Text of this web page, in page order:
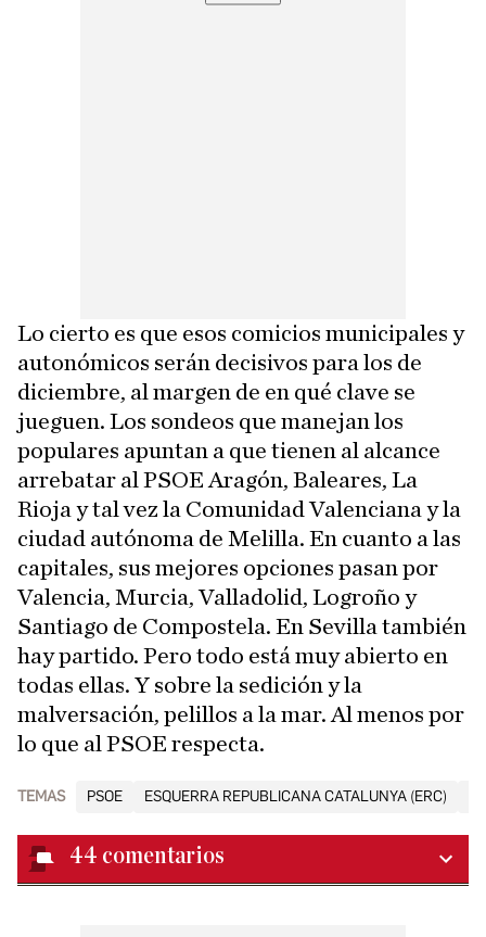
Lo cierto es que esos comicios municipales y
autonómicos serán decisivos para los de
diciembre, al margen de en qué clave se
jueguen. Los sondeos que manejan los
populares apuntan a que tienen al alcance
arrebatar al PSOE Aragón, Baleares, La
Rioja y tal vez la Comunidad Valenciana y la
ciudad autónoma de Melilla. En cuanto a las
capitales, sus mejores opciones pasan por
Valencia, Murcia, Valladolid, Logroño y
Santiago de Compostela. En Sevilla también
hay partido. Pero todo está muy abierto en
todas ellas. Y sobre la sedición y la
malversación, pelillos a la mar. Al menos por
lo que al PSOE respecta.
TEMAS PSOE ESQUERRA REPUBLICANA CATALUNYA (ERC)
44 comentarios